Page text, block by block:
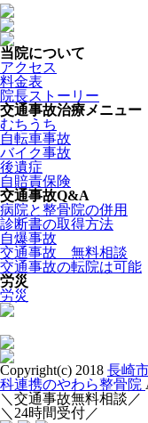
当院について
アクセス
料金表
院長ストーリー
交通事故治療メニュー
むちうち
自転車事故
バイク事故
後遺症
自賠責保険
交通事故Q&A
病院と整骨院の併用
診断書の取得方法
自爆事故
交通事故 無料相談
交通事故の転院は可能
労災
労災
Copyright(c) 2018 長崎
科連携のやわら整骨院
＼交通事故無料相談／
＼24時間受付／